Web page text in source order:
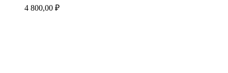
4 800,00 ₽